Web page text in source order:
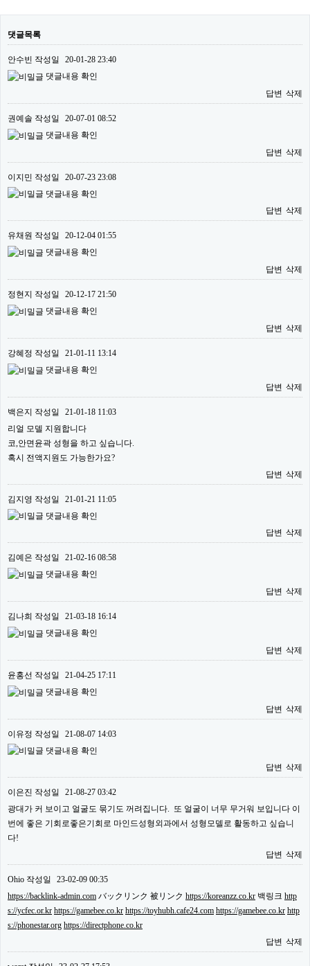
댓글목록
안수빈 작성일
20-01-28 23:40
댓글내용 확인
답변 삭제
권예솔 작성일
20-07-01 08:52
댓글내용 확인
답변 삭제
이지민 작성일
20-07-23 23:08
댓글내용 확인
답변 삭제
유채원 작성일
20-12-04 01:55
댓글내용 확인
답변 삭제
정현지 작성일
20-12-17 21:50
댓글내용 확인
답변 삭제
강혜정 작성일
21-01-11 13:14
댓글내용 확인
답변 삭제
백은지 작성일
21-01-18 11:03
리얼 모델 지원합니다
코,안면윤곽 성형을 하고 싶습니다.
혹시 전액지원도 가능한가요?
답변 삭제
김지영 작성일
21-01-21 11:05
댓글내용 확인
답변 삭제
김예은 작성일
21-02-16 08:58
댓글내용 확인
답변 삭제
김나희 작성일
21-03-18 16:14
댓글내용 확인
답변 삭제
윤홍선 작성일
21-04-25 17:11
댓글내용 확인
답변 삭제
이유정 작성일
21-08-07 14:03
댓글내용 확인
답변 삭제
이은진 작성일
21-08-27 03:42
광대가 커 보이고 얼굴도 묶기도 꺼려집니다. 또 얼굴이 너무 무거워 보입니다 이
번에 좋은 기회로좋은기회로 마인드성형외과에서 성형모델로 활동하고 싶습니
다!
답변 삭제
Ohio 작성일
23-02-09 00:35
https://backlink-admin.com バックリンク 被リンク https://koreanzz.co.kr 백링크 http
s://ycfec.or.kr https://gamebee.co.kr https://toyhubh.cafe24.com https://gamebee.co.kr http
s://phonestar.org https://directphone.co.kr
답변 삭제